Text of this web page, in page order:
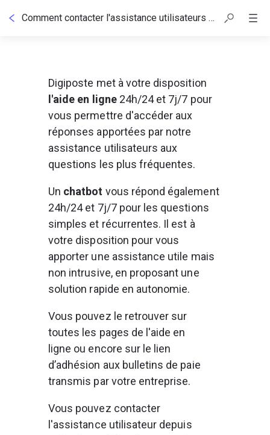
Comment contacter l'assistance utilisateurs Digiposte ?
Digiposte met à votre disposition
l'aide en ligne 24h/24 et 7j/7 pour
vous permettre d'accéder aux
réponses apportées par notre
assistance utilisateurs aux
questions les plus fréquentes.
Un chatbot vous répond également
24h/24 et 7j/7 pour les questions
simples et récurrentes. Il est à
votre disposition pour vous
apporter une assistance utile mais
non intrusive, en proposant une
solution rapide en autonomie.
Vous pouvez le retrouver sur
toutes les pages de l'aide en
ligne ou encore sur le lien
d’adhésion aux bulletins de paie
transmis par votre entreprise.
Vous pouvez contacter
l'assistance utilisateur depuis